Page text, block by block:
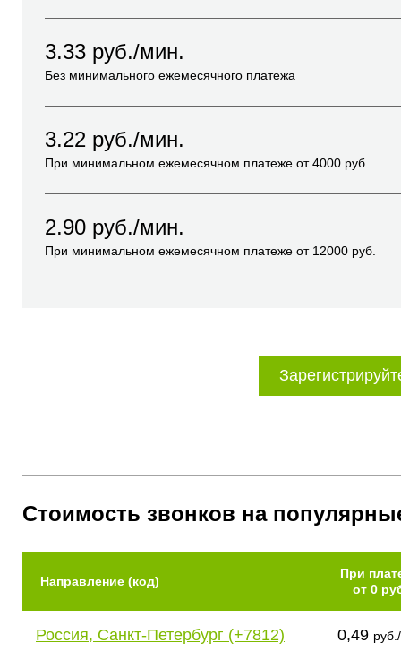
3.33 руб./мин.
Без минимального ежемесячного платежа
3.22 руб./мин.
При минимальном ежемесячном платеже от4000 руб.
2.90 руб./мин.
При минимальном ежемесячном платеже от 12000 руб.
Стоимость звонков на
Направление (код)
При
от 0
Россия, Санкт-Петербург (+7812) 0,49